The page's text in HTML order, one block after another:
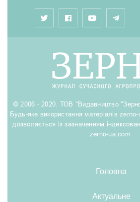
© 2006 - 2020. ТОВ "Видавництво
Будь-яке використання матеріалів
дозволяється із зазначенням
zerno-ua.com.
Головна
Актуальне